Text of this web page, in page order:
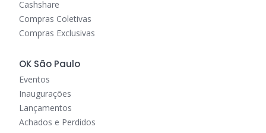
Cashshare
Compras Coletivas
Compras Exclusivas
OK São Paulo
Eventos
Inaugurações
Lançamentos
Achados e Perdidos